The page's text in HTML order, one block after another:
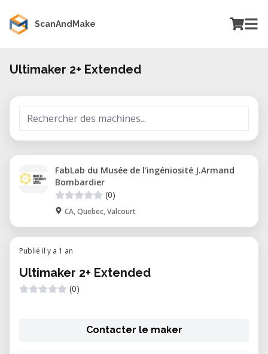
ScanAndMake
Ultimaker 2+ Extended
FabLab du Musée de l'ingéniosité J.Armand
Bombardier
(0)
CA, Quebec, Valcourt
Publié il y a 1 an
Ultimaker 2+ Extended
(0)
Contacter le maker